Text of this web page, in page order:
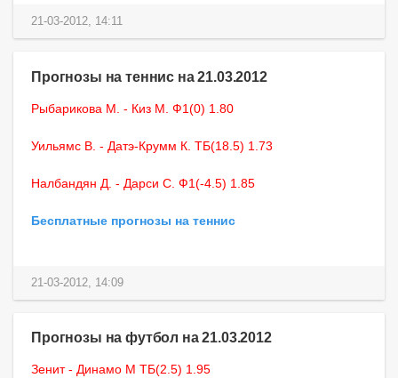
21-03-2012, 14:11
Прогнозы на теннис на 21.03.2012
Рыбарикова М. - Киз М. Ф1(0) 1.80
Уильямс В. - Датэ-Крумм К. ТБ(18.5) 1.73
Налбандян Д. - Дарси С. Ф1(-4.5) 1.85
Бесплатные прогнозы на теннис
21-03-2012, 14:09
Прогнозы на футбол на 21.03.2012
Зенит - Динамо М ТБ(2.5) 1.95